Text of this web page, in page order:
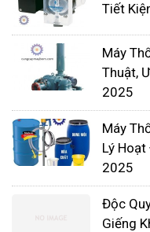
Bảng giá chi
phẩm
Tiết
Máy
Thuật,
2025
Máy
Lý
2025
Độc
Giếng